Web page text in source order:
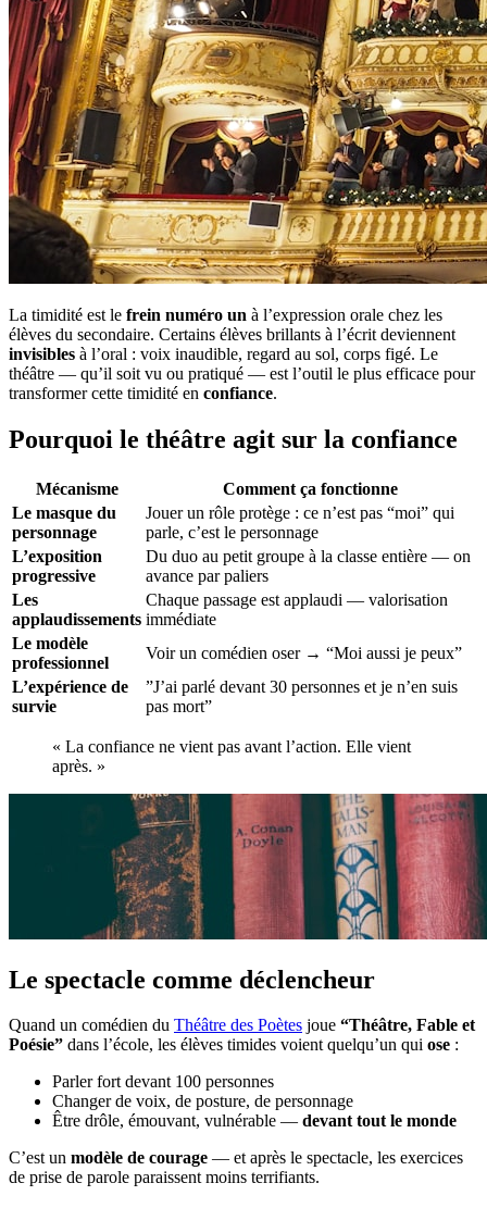
La timidité est le frein numéro un à l’expression orale chez les
élèves du secondaire. Certains élèves brillants à l’écrit deviennent
invisibles à l’oral : voix inaudible, regard au sol, corps figé. Le
théâtre — qu’il soit vu ou pratiqué — est l’outil le plus efficace pour
transformer cette timidité en confiance.
Pourquoi le théâtre agit sur la confiance
Mécanisme
Comment ça fonctionne
Le masque du
personnage
Jouer un rôle protège : ce n’est pas “moi” qui
parle, c’est le personnage
L’exposition
progressive
Du duo au petit groupe à la classe entière — on
avance par paliers
Les
applaudissements
Chaque passage est applaudi — valorisation
immédiate
Le modèle
professionnel
Voir un comédien oser → “Moi aussi je peux”
L’expérience de
survie
”J’ai parlé devant 30 personnes et je n’en suis
pas mort”
« La confiance ne vient pas avant l’action. Elle vient
après. »
Le spectacle comme déclencheur
Quand un comédien du Théâtre des Poètes joue “Théâtre, Fable et
Poésie” dans l’école, les élèves timides voient quelqu’un qui ose :
Parler fort devant 100 personnes
Changer de voix, de posture, de personnage
Être drôle, émouvant, vulnérable — devant tout le monde
C’est un modèle de courage — et après le spectacle, les exercices
de prise de parole paraissent moins terrifiants.